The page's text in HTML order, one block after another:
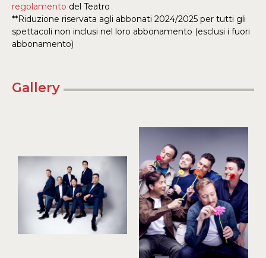
regolamento del Teatro
**Riduzione riservata agli abbonati 2024/2025 per tutti gli
spettacoli non inclusi nel loro abbonamento (esclusi i fuori
abbonamento)
Gallery